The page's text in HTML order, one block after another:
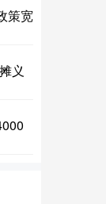
策宽
义